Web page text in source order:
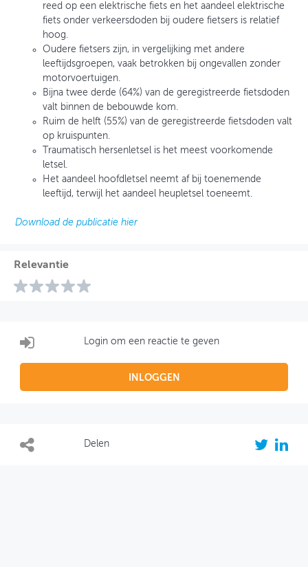
reed op een elektrische fiets en het aandeel elektrische
fiets onder verkeersdoden bij oudere fietsers is relatief
hoog.
Oudere fietsers zijn, in vergelijking met andere
leeftijdsgroepen, vaak betrokken bij ongevallen zonder
motorvoertuigen.
Bijna twee derde (64%) van de geregistreerde fietsdoden
valt binnen de bebouwde kom.
Ruim de helft (55%) van de geregistreerde fietsdoden valt
op kruispunten.
Traumatisch hersenletsel is het meest voorkomende
letsel.
Het aandeel hoofdletsel neemt af bij toenemende
leeftijd, terwijl het aandeel heupletsel toeneemt.
Download de publicatie hier
Relevantie
Login om een reactie te geven
INLOGGEN
Delen